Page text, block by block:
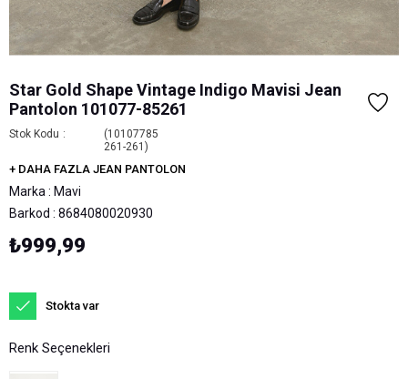
Star Gold Shape Vintage Indigo Mavisi Jean
Pantolon 101077-85261
Stok Kodu
(10107785
261-261)
+ DAHA FAZLA JEAN PANTOLON
Marka : Mavi
Barkod : 8684080020930
₺999,99
Stokta var
Renk Seçenekleri